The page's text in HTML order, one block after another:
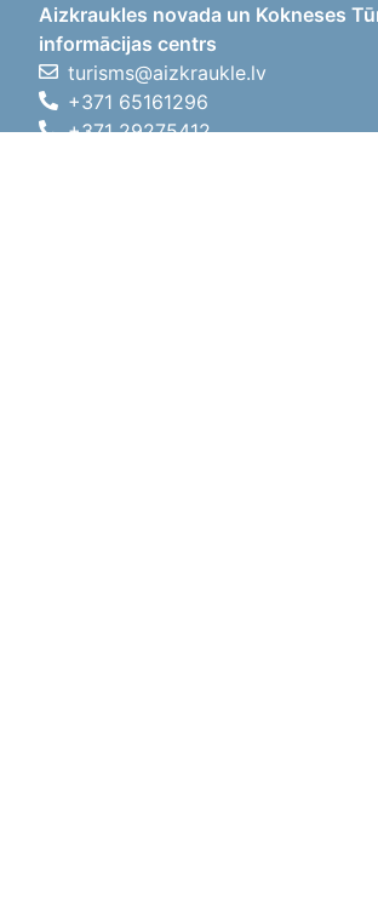
Aizkraukles novada un Kokneses
informācijas centrs
turisms@aizkraukle.lv
+371 65161296
+371 29275412